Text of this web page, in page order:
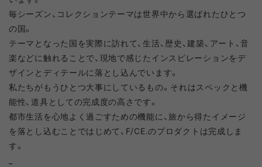
毎シーズン、コレクションテーマは世界中から選ばれたひとつ
の国。
テーマとなった国を実際に訪れて、生活、歴史、建築、アート、音
楽などに触れることで、現地で感じたインスピレーションをデ
ザインとディテールに落とし込んでいます。
私たちがもうひとつ大事にしているもの。それはスペックと機
能性、道具としての完成度の高さです。
都市生活を心地よく過ごすための機能に、旅から得たイメージ
を落とし込むことではじめて、F/CE.のプロダクトは完成しま
す。